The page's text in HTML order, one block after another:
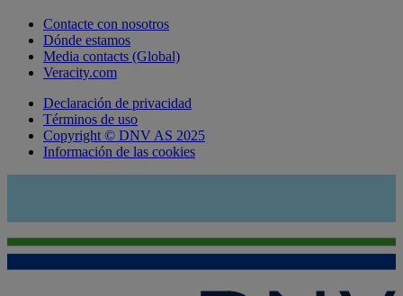
Contacte con nosotros
Dónde estamos
Media contacts (Global)
Veracity.com
Declaración de privacidad
Términos de uso
Copyright © DNV AS 2025
Información de las cookies